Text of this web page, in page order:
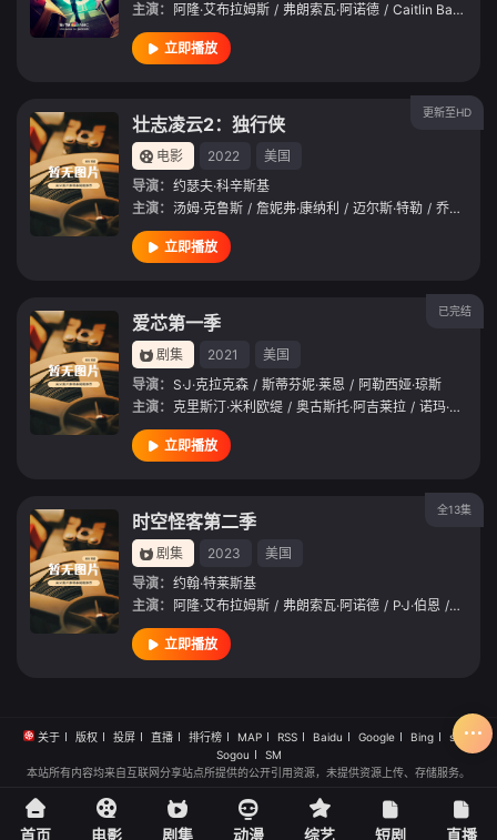
主演： 阿隆·艾布拉姆斯 / 弗朗索瓦·阿诺德 / Caitlin Bassett
立即播放
更新至HD
壮志凌云2：独行侠
电影 2022
美国
导演： 约瑟夫·科辛斯基
主演： 汤姆·克鲁斯 / 詹妮弗·康纳利 / 迈尔斯·特勒 / 乔恩·哈姆
立即播放
已完结
爱芯第一季
剧集 2021
美国
导演： S·J·克拉克森 / 斯蒂芬妮·莱恩 / 阿勒西娅·琼斯
主演： 克里斯汀·米利欧缇 / 奥古斯托·阿吉莱拉 / 诺玛·杜梅温尼
立即播放
全13集
时空怪客第二季
剧集 2023
美国
导演： 约翰·特莱斯基
主演： 阿隆·艾布拉姆斯 / 弗朗索瓦·阿诺德 / P·J·伯恩 / 雷蒙德
立即播放
关于 版权 投屏 直播 排行榜 MAP RSS Baidu Google Bing
so
Sogou
SM
本站所有内容均来自互联网分享站点所提供的公开引用资源，未提供资源上传、存储服务。
首页 电影 剧集 动漫 综艺 短剧 直播